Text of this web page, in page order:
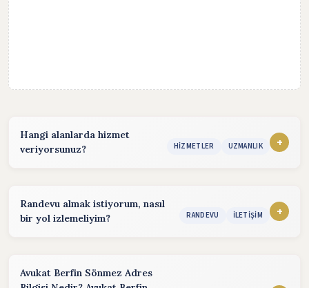
Hangi alanlarda hizmet
veriyorsunuz?
HIZMETLER UZMANLIK +
iletişim bölümünden benimle iletişime geçebilirsiniz.
Randevu almak istiyorum, nasıl
bir yol izlemeliyim?
RANDEVU İLETIŞIM +
Telefon:
(Hafta içi :09:00 - 18:00)
Avukat Berfin Sönmez Adres